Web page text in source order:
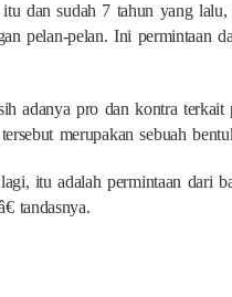
itu dan sudah 7 tahun yang
pelan-pelan. Ini permintaan
adanya pro dan kontra terkait
merupakan sebuah
itu adalah permintaan dari
tandasnya.